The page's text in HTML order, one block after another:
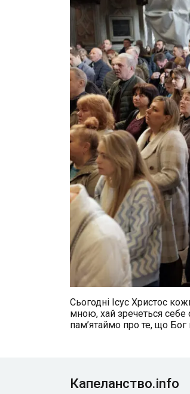
Сьогодні Ісус Христос
мною, хай зречеться себе
пам’ятаймо про те, що
Капеланство.info